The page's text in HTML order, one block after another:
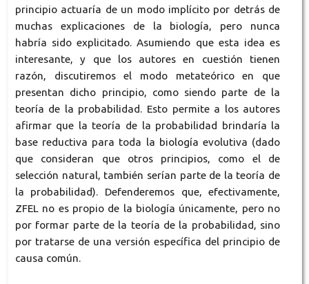
principio actuaría de un modo implícito por detrás de
muchas explicaciones de la biología, pero nunca
habría sido explicitado. Asumiendo que esta idea es
interesante, y que los autores en cuestión tienen
razón, discutiremos el modo metateórico en que
presentan dicho principio, como siendo parte de la
teoría de la probabilidad. Esto permite a los autores
afirmar que la teoría de la probabilidad brindaría la
base reductiva para toda la biología evolutiva (dado
que consideran que otros principios, como el de
selección natural, también serían parte de la teoría de
la probabilidad). Defenderemos que, efectivamente,
ZFEL no es propio de la biología únicamente, pero no
por formar parte de la teoría de la probabilidad, sino
por tratarse de una versión específica del principio de
causa común.